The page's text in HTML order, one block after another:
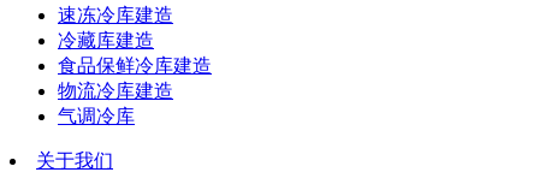
速冻冷库建造
冷藏库建造
食品保鲜冷库建造
物流冷库建造
气调冷库
关于我们